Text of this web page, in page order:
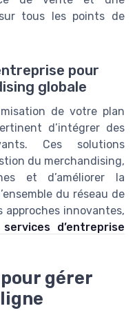
tous les points de
pour
globale
de votre plan
d’intégrer des
Ces solutions
du merchandising,
et d’améliorer la
du réseau de
innovantes,
services d’entreprise
gérer